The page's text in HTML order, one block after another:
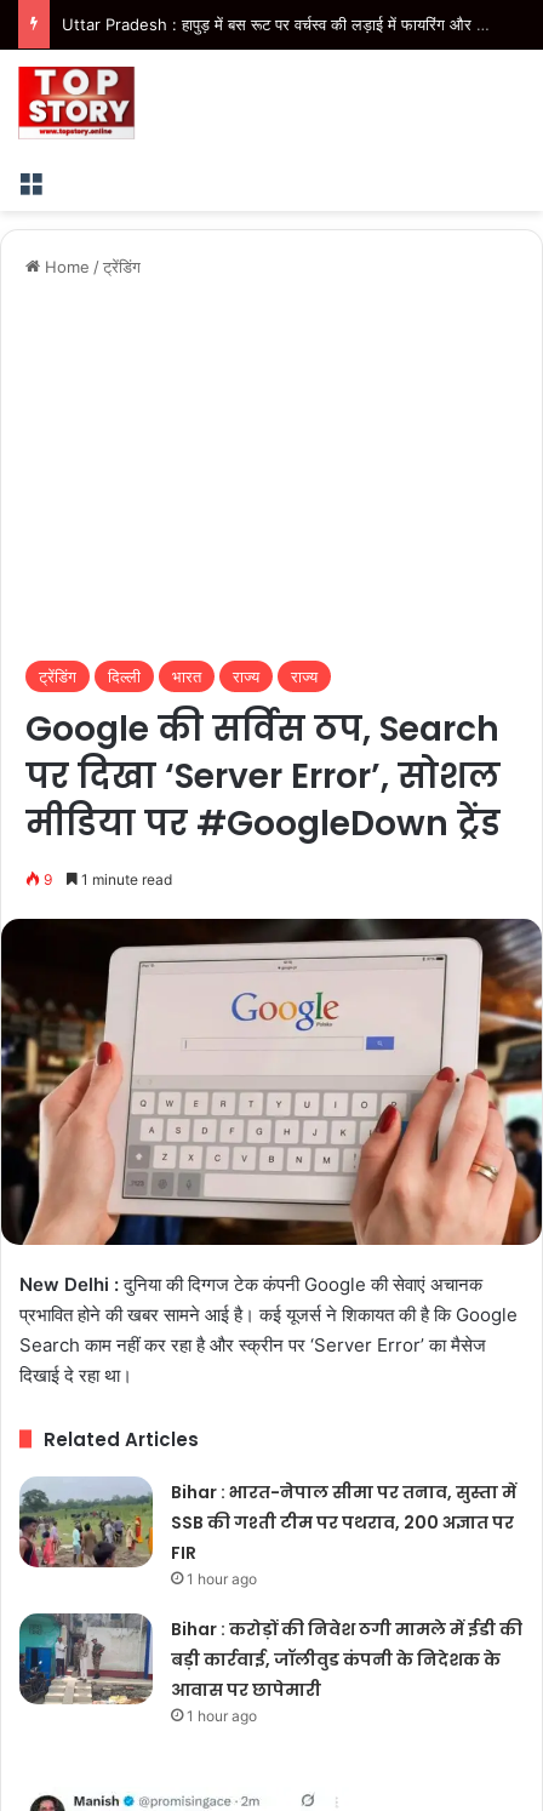
Uttar Pradesh : हापुड़ में बस रूट पर वर्चस्व की लड़ाई में फायरिंग और मारपीट, परिचालक घायल, 2 आरोपी गिरफ्तार
Menu
Home /ट्रेंडिंग
ट्रेंडिंग दिल्ली भारत राज्य राज्य
Google की सर्विस ठप, Search
पर दिखा ‘Server Error’, सोशल
मीडिया पर #GoogleDown ट्रेंड
9 1 minute read
New Delhi :दुनिया की दिग्गज टेक कंपनी Google की सेवाएं अचानक
प्रभावित होने की खबर सामने आई है। कई यूजर्स ने शिकायत की है कि Google
Search काम नहीं कर रहा है और स्क्रीन पर ‘Server Error’ का मैसेज
दिखाई दे रहा था।
Related Articles
Bihar : भारत-नेपाल सीमा पर तनाव, सुस्ता में
SSB की गश्ती टीम पर पथराव, 200 अज्ञात पर
FIR
1 hour ago
Bihar : करोड़ों की निवेश ठगी मामले में ईडी की
बड़ी कार्रवाई, जॉलीवुड कंपनी के निदेशक के
आवास पर छापेमारी
1 hour ago